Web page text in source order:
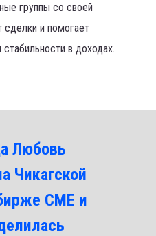
группы со своей
сделки и помогает
в доходах.
Любовь
Чикагской
СМЕ и